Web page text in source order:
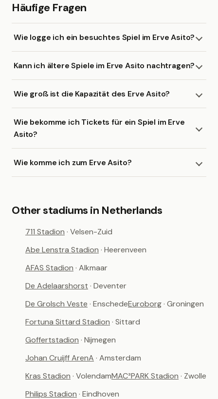
Häufige Fragen
Wie logge ich ein besuchtes Spiel im Erve Asito?
Kann ich ältere Spiele im Erve Asito nachtragen?
Wie groß ist die Kapazität des Erve Asito?
Wie bekomme ich Tickets für ein Spiel im Erve
Asito?
Wie komme ich zum Erve Asito?
Other stadiums in Netherlands
711 Stadion · Velsen-Zuid
Abe Lenstra Stadion · Heerenveen
AFAS Stadion · Alkmaar
De Adelaarshorst · Deventer
De Grolsch Veste · EnschedeEuroborg· Groningen
Fortuna Sittard Stadion · Sittard
Goffertstadion · Nijmegen
Johan Cruijff ArenA · Amsterdam
Kras Stadion · VolendamMAC³PARK Stadion · Zwolle
Philips Stadion · Eindhoven